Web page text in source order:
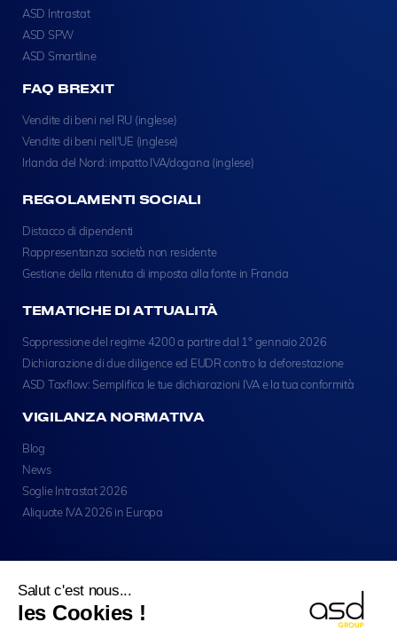
Salut c'est nous...
les Cookies !
ASD Intrastat
ASD SPW
ASD Smartline
FAQ BREXIT
Vendite di beni nel RU (inglese)
Vendite di beni nell'UE (inglese)
Irlanda del Nord: impatto IVA/dogana (inglese)
REGOLAMENTI SOCIALI
Distacco di dipendenti
Rappresentanza società non residente
Gestione della ritenuta di imposta alla fonte in Francia
TEMATICHE DI ATTUALITÀ
Soppressione del regime 4200 a partire dal 1° gennaio 2026
Dichiarazione di due diligence ed EUDR contro la deforestazione
ASD Taxflow: Semplifica le tue dichiarazioni IVA e la tua conformità
VIGILANZA NORMATIVA
Blog
News
Soglie Intrastat 2026
Aliquote IVA 2026 in Europa